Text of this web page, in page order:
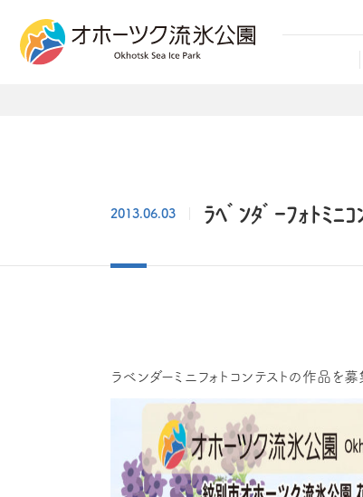
2013.06.03 ﾗﾍﾞﾝﾀﾞｰﾌｫﾄﾐﾆ
ラベンダーミニフォトコンテストの作品を募